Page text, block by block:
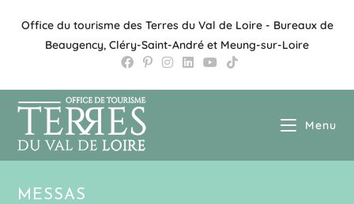
Office du tourisme des Terres du Val de Loire - Bureaux de
Beaugency, Cléry-Saint-André et Meung-sur-Loire
Menu
MESSAS